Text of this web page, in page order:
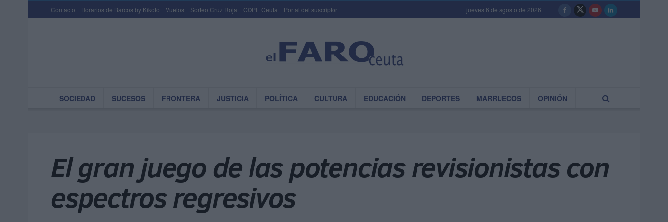
Contacto Horarios de Barcos by Kikoto Vuelos Sorteo Cruz Roja COPE Ceuta Portal del suscriptor jueves 6 de agosto de 2026
SOCIEDAD SUCESOS FRONTERA JUSTICIA POLÍTICA CULTURA EDUCACIÓN DEPORTES MARRUECOS OPINIÓN
El gran juego de las potencias revisionistas con
espectros regresivos